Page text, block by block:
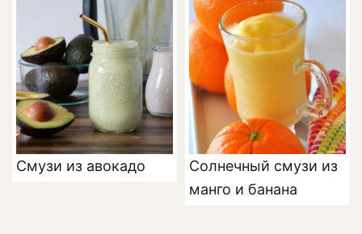
Смузи из авокадо
Солнечный смузи из
манго и банана